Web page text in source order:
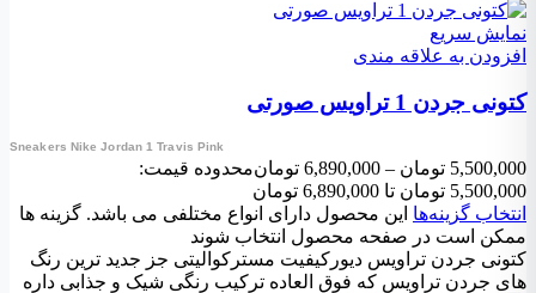
نمایش سریع
افزودن به علاقه مندی
کتونی جردن 1 تراویس صورتی
Sneakers Nike Jordan 1 Travis Pink
5,500,000 تومان –
6,890,000 تومانمحدوده قیمت:
5,500,000 تومان تا 6,890,000 تومان
انتخاب گزینه‌ها این محصول دارای انواع مختلفی می باشد. گزینه ها
ممکن است در صفحه محصول انتخاب شوند
کتونی جردن تراویس دیورکیفیت مسترکوالیتی جز جدید ترین رنگ
های جردن تراویس که فوق العاده ترکیب رنگی شیک و جذابی داره